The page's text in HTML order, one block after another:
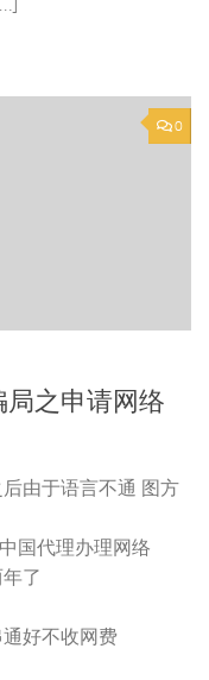
0
之申请网络
由于语言不通 图方
国代理办理网络
了
好不收网费